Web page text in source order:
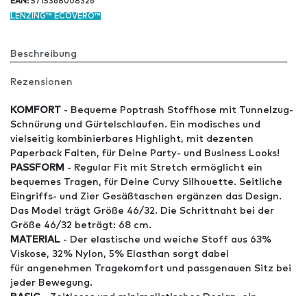
LENZING™ ECOVERO™
Beschreibung
Rezensionen
KOMFORT - Bequeme Poptrash Stoffhose mit Tunnelzug-
Schnürung und Gürtelschlaufen. Ein modisches und
vielseitig kombinierbares Highlight, mit dezenten
Paperback Falten, für Deine Party- und Business Looks!
PASSFORM - Regular Fit mit Stretch ermöglicht ein
bequemes Tragen, für Deine Curvy Silhouette. Seitliche
Eingriffs- und Zier Gesäßtaschen ergänzen das Design.
Das Model trägt Größe 46/32. Die Schrittnaht bei der
Größe 46/32 beträgt: 68 cm.
MATERIAL - Der elastische und weiche Stoff aus 63%
Viskose, 32% Nylon, 5% Elasthan sorgt dabei
für angenehmen Tragekomfort und passgenauen Sitz bei
jeder Bewegung.